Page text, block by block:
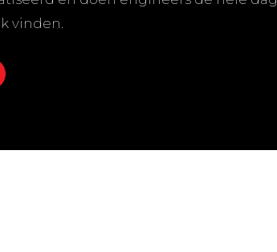
systemen en proceslijnen
vinden.